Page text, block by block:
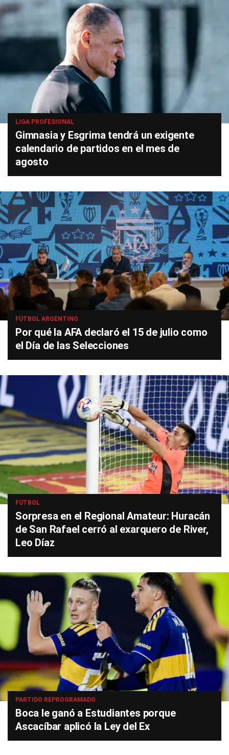
LIGA PROFESIONAL
Gimnasia y Esgrima tendrá un exigente
calendario de partidos en el mes de
agosto
FÚTBOL ARGENTINO
Por qué la AFA declaró el 15 de julio como
el Día de las Selecciones
FÚTBOL
Sorpresa en el Regional Amateur: Huracán
de San Rafael cerró al exarquero de River,
Leo Díaz
PARTIDO REPROGRAMADO
Boca le ganó a Estudiantes porque
Ascacíbar aplicó la Ley del Ex